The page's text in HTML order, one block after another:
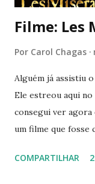
Filme: Les
Por Carol Chagas
Alguém já assistiu
Ele estreou aqui no
consegui ver agora
um filme que fosse
Rock, Grease,
COMPARTILHAR